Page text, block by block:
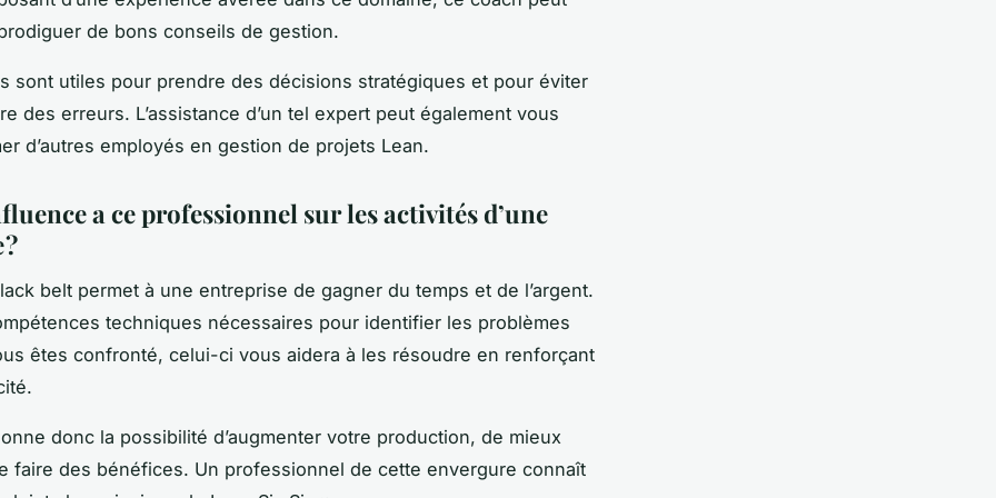
de bons conseils de gestion.
sont utiles pour prendre des décisions stratégiques et pour éviter
des erreurs. L’assistance d’un tel expert peut également vous
d’autres employés en gestion de projets Lean.
a ce professionnel sur les activités d’une
belt permet à une entreprise de gagner du temps et de l’argent.
techniques nécessaires pour identifier les problèmes
êtes confronté, celui-ci vous aidera à les résoudre en renforçant
donc la possibilité d’augmenter votre production, de mieux
faire des bénéfices. Un professionnel de cette envergure connaît